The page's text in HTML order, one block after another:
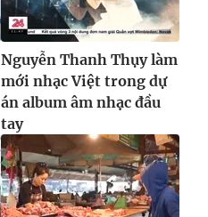
Nguyễn Thanh Thụy làm
mới nhạc Việt trong dự
án album âm nhạc đầu
tay